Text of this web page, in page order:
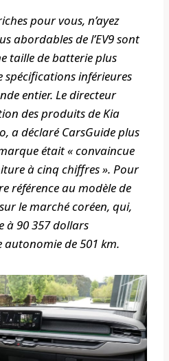
pour vous, n’ayez
abordables de l’EV9 sont
taille de batterie plus
spécifications inférieures
entier. Le directeur
des produits de Kia
a déclaré CarsGuideplus
était « convaincue
à cinq chiffres ». Pour
référence au modèle de
le marché coréen, qui,
à 90 357 dollars
de 501 km.